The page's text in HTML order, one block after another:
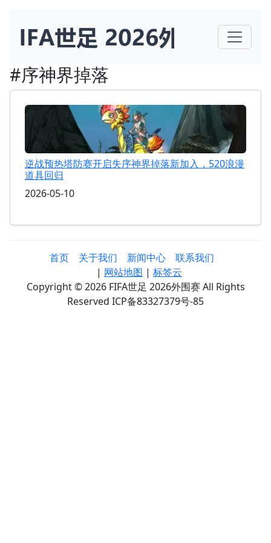
#序神界掉落
逆战预热塔防赛开启失序神界掉落新加入，520浪漫
道具回归
2026-05-10
首页 关于我们 新闻中心
联系我们
| 网站地图 | 标签云
Copyright © 2026 FIFA世足 2026外围赛 All Rights
Reserved ICP备83327379号-85